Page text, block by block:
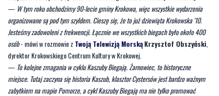
— W tym roku obchodzimy 90-lecie gminy Krokowa, więc wszystkie wydarzenia
organizowane są pod tym szyldem. Cieszę się, że to już dziewiąta Krokowska '10.
Jesteśmy zadowoleni z frekwencji. Łącznie we wszystkich biegach było około 400
osób- mówi w rozmowie z Twoją Telewizją MorskąKrzysztof Obszyński
dyrektor Krokowskiego Centrum Kultury w Krokowej.
— To kolejne zmagania w cyklu Kaszuby Biegają. Żarnowiec, to historyczne
miejsce. Tutaj zaczyna się historia Kaszub, klasztor Cystersów jest bardzo ważnym
zabytkiem na mapie Pomorze, a cykl Kaszuby Biegają ma nie tylko promować